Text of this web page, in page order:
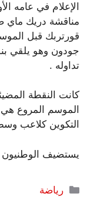
الإعلام في عامه
مناقشة دريك ماي
قورتربك قبل
جودون وهو يلقي
تداوله .
التكوين كلاعب وسط
يستضيف الوطنيون (3-9) المهور في الأسبوع
التصنيفات
رياضة